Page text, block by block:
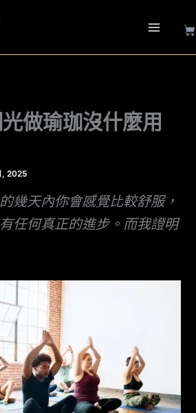
做瑜珈沒什麼用
, 2025
幾天內你會感覺比較舒服，
任何真正的進步。而我證明